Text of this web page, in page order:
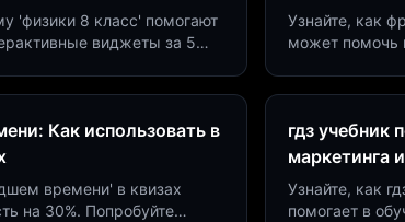
'физики 8 класс' помогают
виджеты за 5
Узнайте, как
может помочь
Как использовать в
времени' в квизах
на 30%. Попробуйте
гдз учебник
маркетинга
Узнайте, как
помогает в